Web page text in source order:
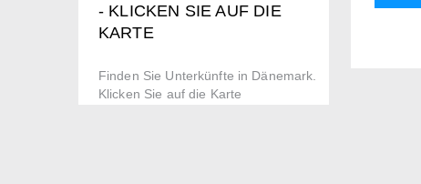
- KLICKEN SIE AUF DIE
KARTE
Finden Sie Unterkünfte in Dänemark.
Klicken Sie auf die Karte